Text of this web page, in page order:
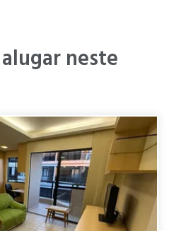
sem me sentir em perigo "
e proximo a tudo. "
neste